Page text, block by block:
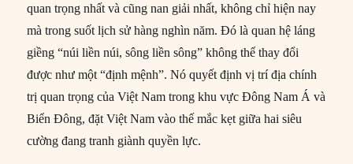
quan trọng nhất và cũng nan giải nhất, không chỉ hiện nay
mà trong suốt lịch sử hàng nghìn năm. Đó là quan hệ láng
giềng “núi liền núi, sông liền sông” không thể thay đổi
được như một “định mệnh”. Nó quyết định vị trí địa chính
trị quan trọng của Việt Nam trong khu vực Đông Nam Á và
Biển Đông, đặt Việt Nam vào thế mắc kẹt giữa hai siêu
cường đang tranh giành quyền lực.